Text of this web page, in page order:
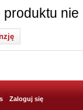
produktu
Zaloguj się